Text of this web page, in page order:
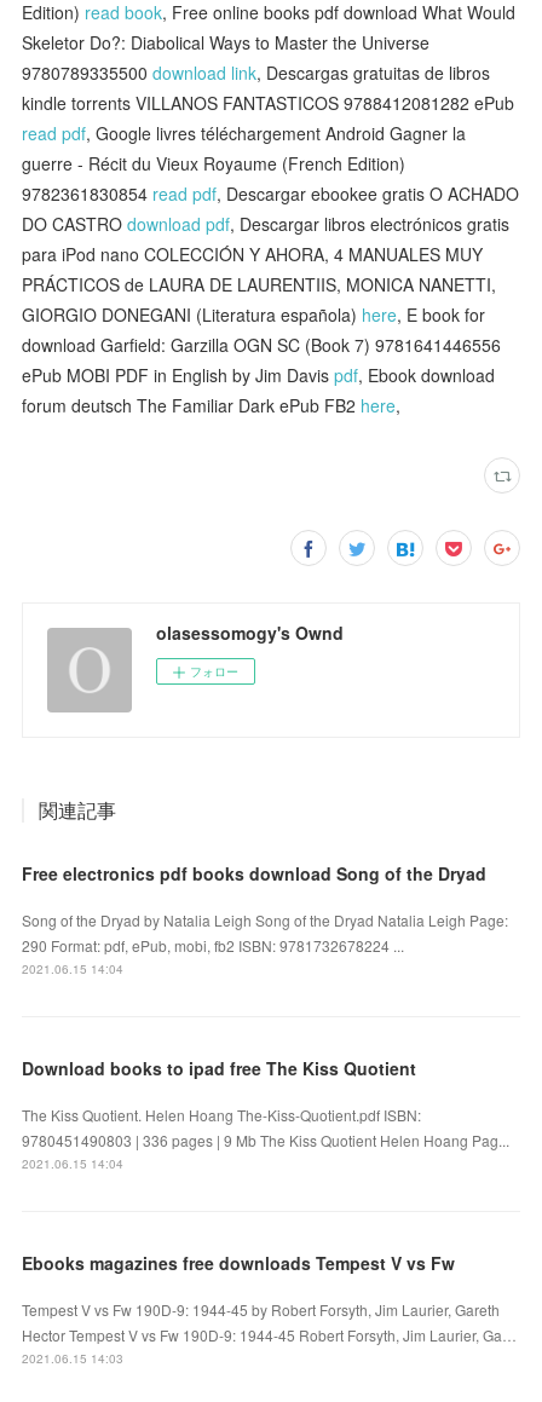
Edition) read book, Free online books pdf download What Would
Skeletor Do?: Diabolical Ways to Master the Universe
9780789335500download link, Descargas gratuitas de libros
kindle torrents VILLANOS FANTASTICOS 9788412081282 ePub
read pdf, Google livres téléchargement Android Gagner la
guerre - Récit du Vieux Royaume (French Edition)
9782361830854 read pdf, Descargar ebookee gratis O ACHADO
DO CASTROdownload pdf, Descargar libros electrónicos gratis
para iPod nano COLECCIÓN Y AHORA, 4 MANUALES MUY
PRÁCTICOS de LAURA DE LAURENTIIS, MONICA NANETTI,
GIORGIO DONEGANI (Literatura española) here, E book for
download Garfield: Garzilla OGN SC (Book 7) 9781641446556
ePub MOBI PDF in English by Jim Davispdf, Ebook download
forum deutsch The Familiar Dark ePub FB2 here,
olasessomogy's Ownd
フォロー
関連記事
Free electronics pdf books download Song of the Dryad
Song of the Dryad by Natalia Leigh Song of the Dryad Natalia Leigh Page:
290 Format: pdf, ePub, mobi, fb2 ISBN: 9781732678224 ...
2021.06.15 14:04
Download books to ipad free The Kiss Quotient
The Kiss Quotient. Helen Hoang The-Kiss-Quotient.pdf ISBN:
9780451490803 | 336 pages | 9 Mb The Kiss Quotient Helen Hoang Pag...
2021.06.15 14:04
Ebooks magazines free downloads Tempest V vs Fw
Tempest V vs Fw 190D-9: 1944-45 by Robert Forsyth, Jim Laurier, Gareth
Hector Tempest V vs Fw 190D-9: 1944-45 Robert Forsyth, Jim Laurier, Ga…
2021.06.15 14:03